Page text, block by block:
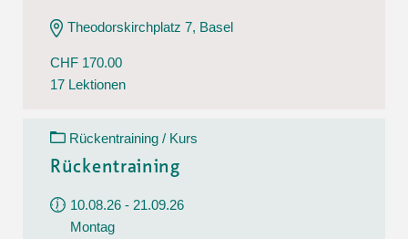
Theodorskirchplatz 7, Basel
CHF 170.00
17 Lektionen
Rückentraining / Kurs
Rückentraining
10.08.26 - 21.09.26
Montag